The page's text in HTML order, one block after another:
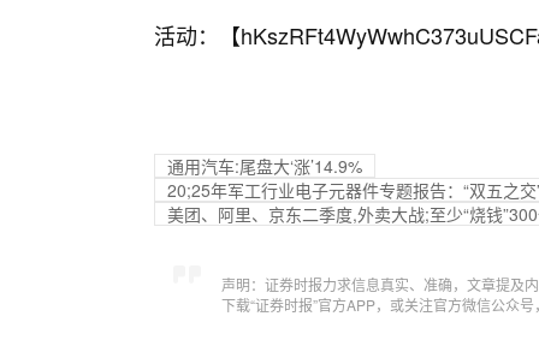
活动：【
通用汽车:尾盘大‘涨’14.9%
20;25年军工行业电子元器件专题报告：“双五之
美团、阿里、京东二季度,外卖大战;至少“烧钱
声明：证券时报力求信息真实、准确，文章提及
下载“证券时报”官方APP，或关注官方微信公众